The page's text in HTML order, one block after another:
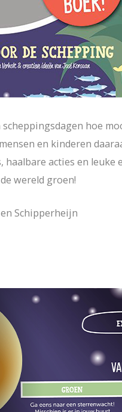
hoe
en kinderen
acties en leuke
wereld groen!
Schipperheijn